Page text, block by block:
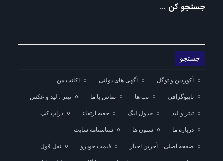
جستجو کن …
آکوردین و توگل آگهی های دولتی اکانت من
تایپوگرافی تب ها تماس با ما تیتر ، لید و عکس
تیتر و لید جدول لیگ جعبه ارتقاء دراپ کپ
درباره ما ستون ها شناسنامه سایت
صفحه اصلی – آخرین اخبار قیمت خودرو نقل قول